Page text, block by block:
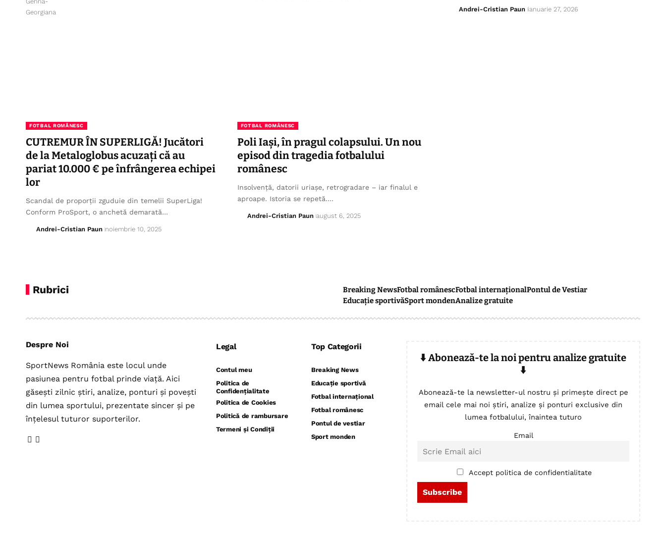
Andrei-Cristian Paun ianuarie 27, 2026
FOTBAL ROMÂNESC
CUTREMUR ÎN SUPERLIGĂ! Jucători
de la Metaloglobus acuzați că au
pariat 10.000 € pe înfrângerea echipei
lor
Scandal de proporții zguduie din temelii SuperLiga!
Conform ProSport, o anchetă demarată…
Andrei-Cristian Paun noiembrie 10, 2025
FOTBAL ROMÂNESC
Poli Iași, în pragul colapsului. Un nou
episod din tragedia fotbalului
românesc
Insolvență, datorii uriașe, retrogradare – iar finalul e
aproape. Istoria se repetă.…
Andrei-Cristian Paun august 6, 2025
Rubrici Breaking NewsFotbal românescFotbal internaționalPontul de Vestiar
Educație sportivăSport mondenAnalize gratuite
Despre Noi
SportNews România este locul unde
pasiunea pentru fotbal prinde viață. Aici
găsești zilnic știri, analize, ponturi și povești
din lumea sportului, prezentate sincer și pe
înțelesul tuturor suporterilor.
Legal
Contul meu
Politica de
Confidențialitate
Politica de Cookies
Politică de rambursare
Termeni și Condiții
Top Categorii
Breaking News
Educație sportivă
Fotbal internațional
Fotbal românesc
Pontul de vestiar
Sport monden
⬇️ Abonează-te la noi pentru analize gratuite
⬇️
Abonează-te la newsletter-ul nostru și primește direct pe
email cele mai noi știri, analize și ponturi exclusive din
lumea fotbalului, înaintea tuturo
Email
Accept politica de confidentialitate